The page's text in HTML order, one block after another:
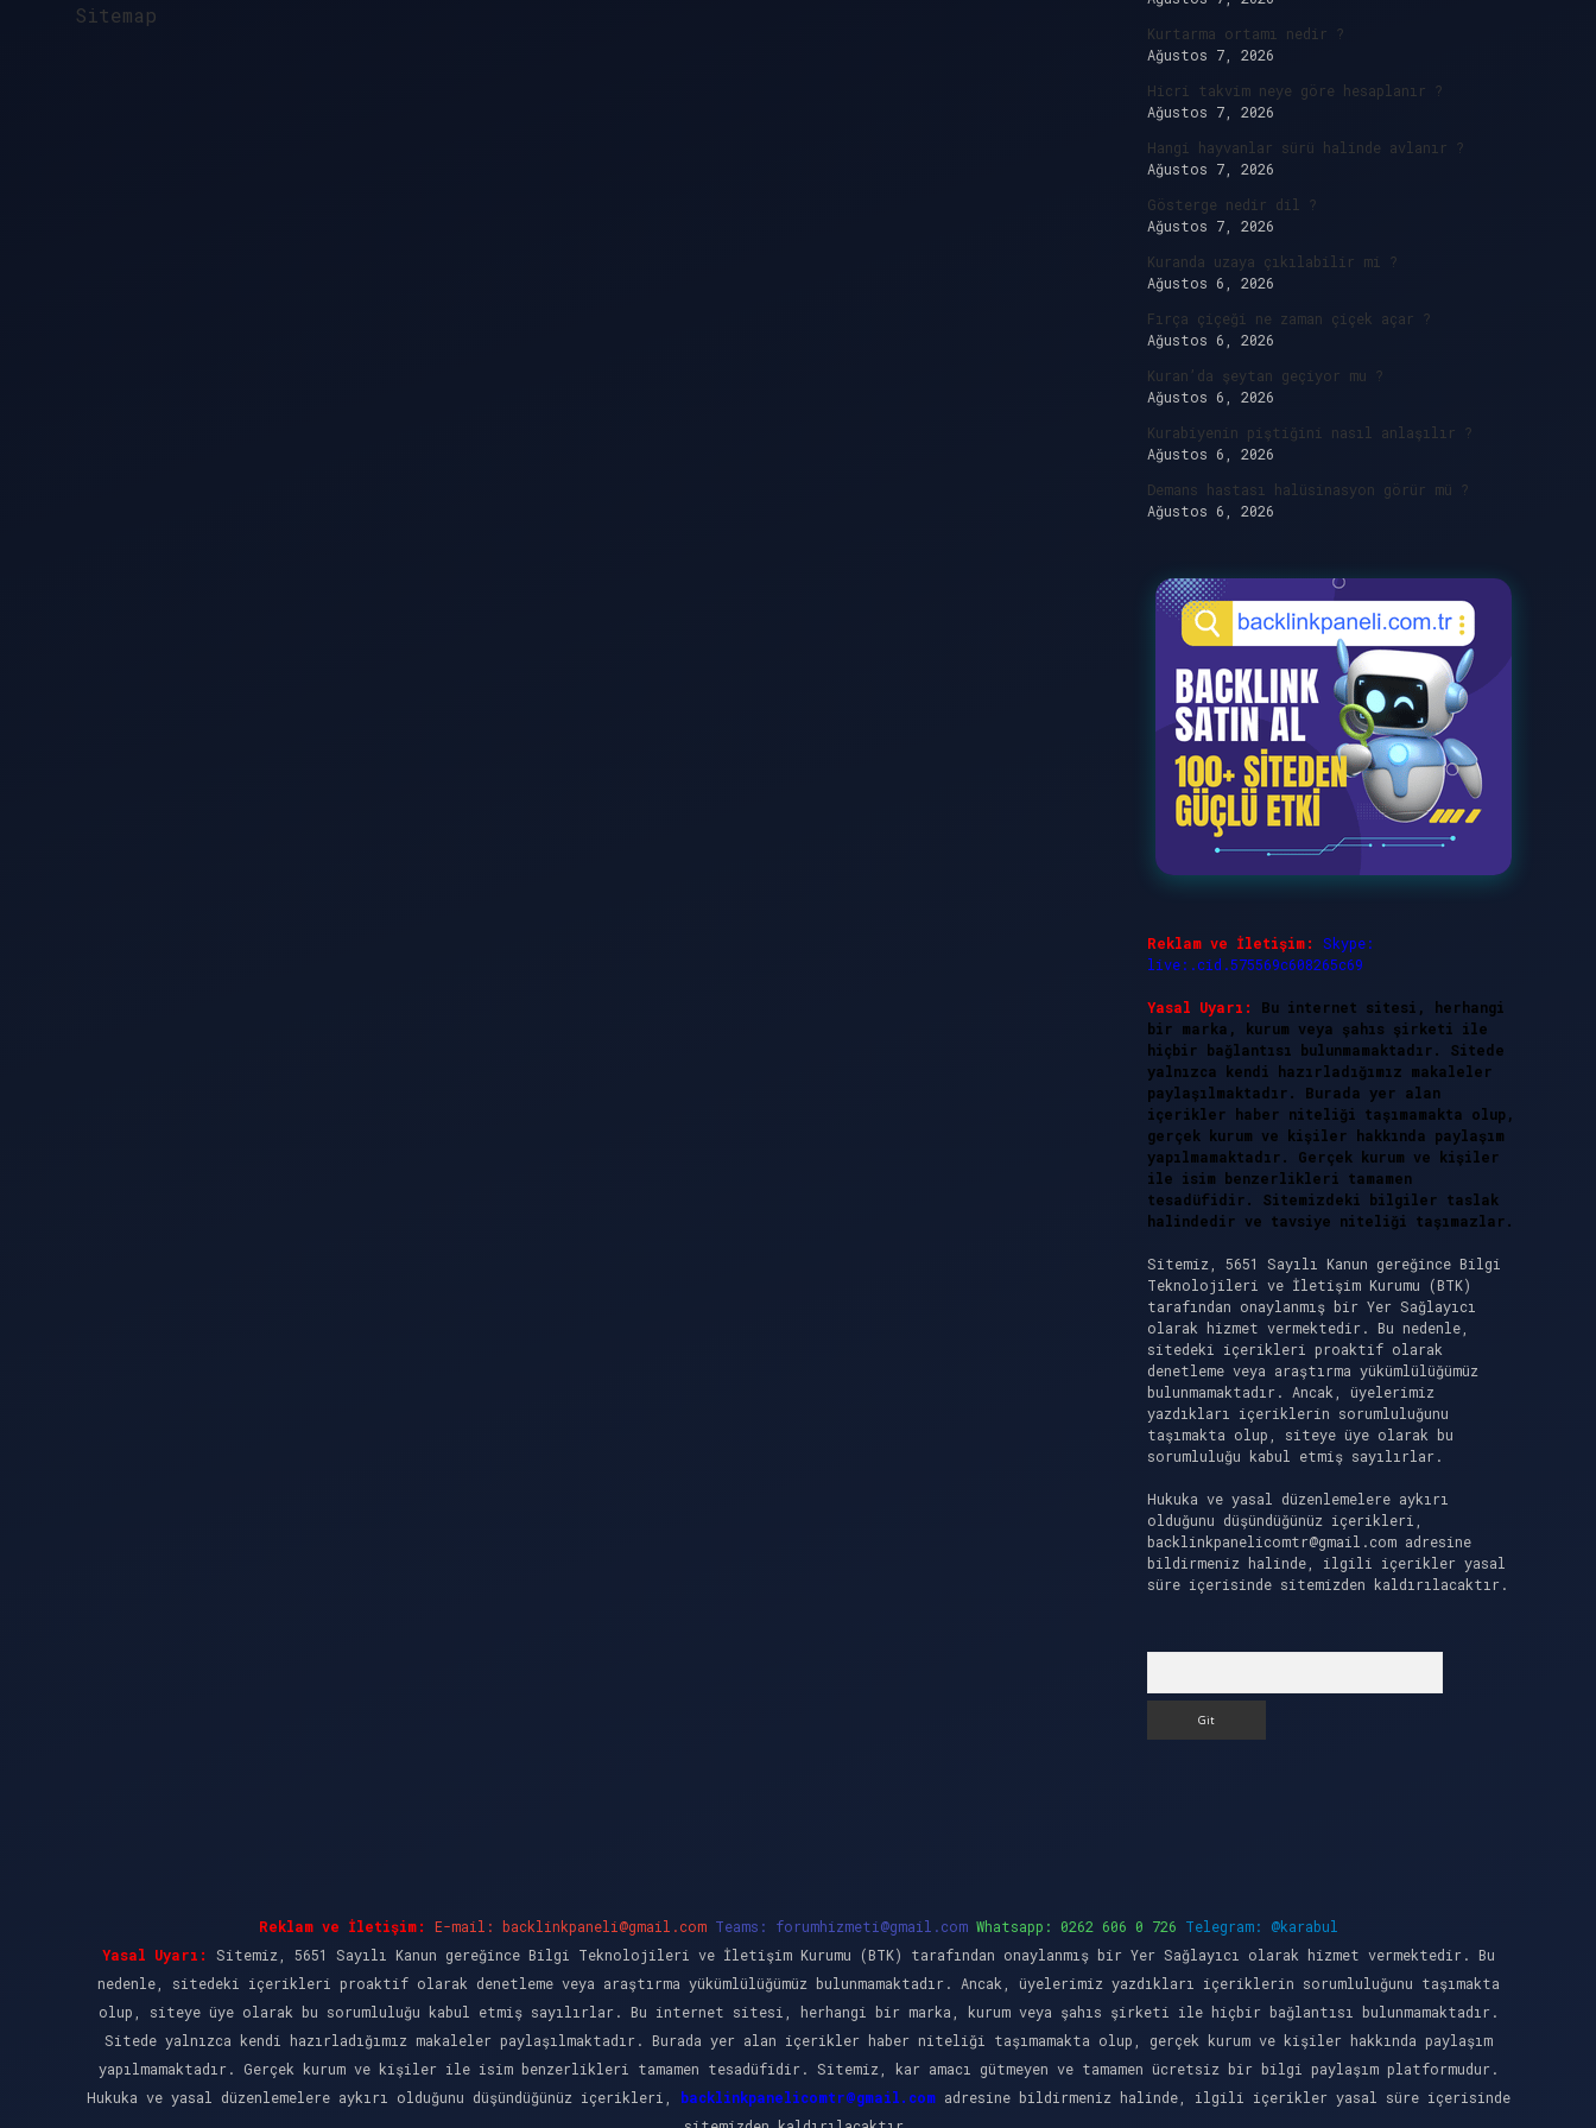
Sitemap
Kurtarma ortamı nedir ?
Ağustos 7, 2026
Hicri takvim neye göre hesaplanır ?
Ağustos 7, 2026
Hangi hayvanlar sürü halinde avlanır ?
Ağustos 7, 2026
Gösterge nedir dil ?
Ağustos 7, 2026
Kuranda uzaya çıkılabilir mi ?
Ağustos 6, 2026
Fırça çiçeği ne zaman çiçek açar ?
Ağustos 6, 2026
Kuran’da şeytan geçiyor mu ?
Ağustos 6, 2026
Kurabiyenin piştiğini nasıl anlaşılır ?
Ağustos 6, 2026
Demans hastası halüsinasyon görür mü ?
Ağustos 6, 2026
Reklam ve İletişim:
Skype:
live:.cid.575569c608265c69
Yasal Uyarı:
Bu internet sitesi, herhangi
bir marka, kurum veya şahıs şirketi ile
hiçbir bağlantısı bulunmamaktadır. Sitede
yalnızca kendi hazırladığımız makaleler
paylaşılmaktadır. Burada yer alan
içerikler haber niteliği taşımamakta olup,
gerçek kurum ve kişiler hakkında paylaşım
yapılmamaktadır. Gerçek kurum ve kişiler
ile isim benzerlikleri tamamen
tesadüfidir. Sitemizdeki bilgiler taslak
halindedir ve tavsiye niteliği taşımazlar.
Sitemiz, 5651 Sayılı Kanun gereğince Bilgi
Teknolojileri ve İletişim Kurumu (BTK)
tarafından onaylanmış bir Yer Sağlayıcı
olarak hizmet vermektedir. Bu nedenle,
sitedeki içerikleri proaktif olarak
denetleme veya araştırma yükümlülüğümüz
bulunmamaktadır. Ancak, üyelerimiz
yazdıkları içeriklerin sorumluluğunu
taşımakta olup, siteye üye olarak bu
sorumluluğu kabul etmiş sayılırlar.
Hukuka ve yasal düzenlemelere aykırı
olduğunu düşündüğünüz içerikleri,
backlinkpanelicomtr@gmail.comadresine
bildirmeniz halinde, ilgili içerikler yasal
süre içerisinde sitemizden kaldırılacaktır.
Reklam ve İletişim: E-mail: backlinkpaneli@gmail.com Teams: forumhizmeti@gmail.com Whatsapp: 0262 606 0 726 Telegram: @karabul
Yasal Uyarı:
Sitemiz, 5651 Sayılı Kanun gereğince Bilgi Teknolojileri ve İletişim Kurumu (BTK) tarafından onaylanmış bir Yer Sağlayıcı olarak hizmet vermektedir. Bu
nedenle, sitedeki içerikleri proaktif olarak denetleme veya araştırma yükümlülüğümüz bulunmamaktadır. Ancak, üyelerimiz yazdıkları içeriklerin sorumluluğunu taşımakta
olup, siteye üye olarak bu sorumluluğu kabul etmiş sayılırlar. Bu internet sitesi, herhangi bir marka, kurum veya şahıs şirketi ile hiçbir bağlantısı bulunmamaktadır.
Sitede yalnızca kendi hazırladığımız makaleler paylaşılmaktadır. Burada yer alan içerikler haber niteliği taşımamakta olup, gerçek kurum ve kişiler hakkında paylaşım
yapılmamaktadır. Gerçek kurum ve kişiler ile isim benzerlikleri tamamen tesadüfidir. Sitemiz, kar amacı gütmeyen ve tamamen ücretsiz bir bilgi paylaşım platformudur.
Hukuka ve yasal düzenlemelere aykırı olduğunu düşündüğünüz içerikleri, backlinkpanelicomtr@gmail.comadresine bildirmeniz halinde, ilgili içerikler yasal süre içerisinde